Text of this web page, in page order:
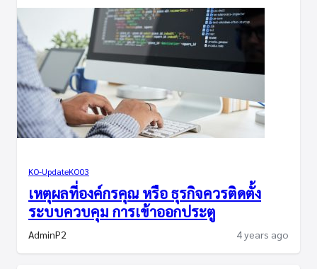
KO-UpdateKO03
เหตุผลที่องค์กรคุณ หรือ ธุรกิจควรติดตั้ง
ระบบควบคุม การเข้าออกประตู
AdminP2 4 years ago